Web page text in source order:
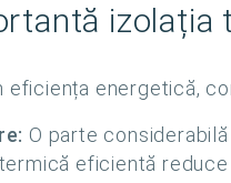
izolația
energetică,
O parte
eficientă